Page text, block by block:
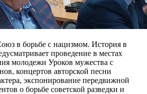
в борьбе с нацизмом. История в
проведение в местах
молодежи Уроков мужества с
концертов авторской песни
экспонирование передвижной
о борьбе советской разведки и